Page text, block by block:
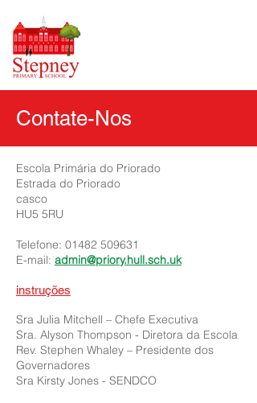
Contate-Nos
Escola Primária do Priorado
Estrada do Priorado
casco
HU5 5RU
Telefone: 01482 509631
E-mail: admin@priory.hull.sch.uk
instruções
Sra Julia Mitchell – Chefe Executiva
Sra. Alyson Thompson - Diretora da Escola
Rev. Stephen Whaley – Presidente dos
Governadores
Sra Kirsty Jones - SENDCO